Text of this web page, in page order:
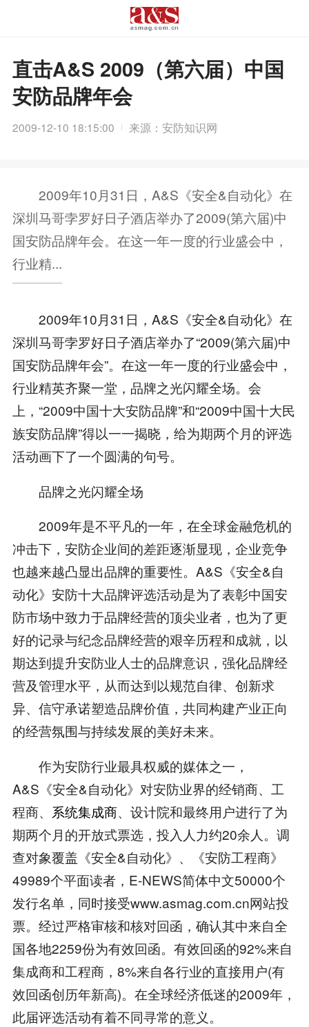
直击A&S 2009（第六届）中国
安防品牌年会
2009-12-10 18:15:00 来源：安防知识网
2009年10月31日，A&S《安全&自动化》在
深圳马哥孛罗好日子酒店举办了2009(第六届)中
国安防品牌年会。在这一年一度的行业盛会中，
行业精...
2009年10月31日，A&S《安全&自动化》在
深圳马哥孛罗好日子酒店举办了“2009(第六届)中
国安防品牌年会”。在这一年一度的行业盛会中，
行业精英齐聚一堂，品牌之光闪耀全场。会
上，“2009中国十大安防品牌”和“2009中国十大民
族安防品牌”得以一一揭晓，给为期两个月的评选
活动画下了一个圆满的句号。
品牌之光闪耀全场
2009年是不平凡的一年，在全球金融危机的
冲击下，安防企业间的差距逐渐显现，企业竞争
也越来越凸显出品牌的重要性。A&S《安全&自
动化》安防十大品牌评选活动是为了表彰中国安
防市场中致力于品牌经营的顶尖业者，也为了更
好的记录与纪念品牌经营的艰辛历程和成就，以
期达到提升安防业人士的品牌意识，强化品牌经
营及管理水平，从而达到以规范自律、创新求
异、信守承诺塑造品牌价值，共同构建产业正向
的经营氛围与持续发展的美好未来。
作为安防行业最具权威的媒体之一，
A&S《安全&自动化》对安防业界的经销商、工
程商、 系统集成商、设计院和最终用户进行了为
期两个月的开放式票选，投入人力约20余人。调
查对象覆盖《安全&自动化》、《安防工程商》
49989个平面读者，E-NEWS简体中文50000个
发行名单，同时接受www.asmag.com.cn网站投
票。经过严格审核和核对回函，确认其中来自全
国各地2259份为有效回函。有效回函的92%来自
集成商和工程商，8%来自各行业的直接用户(有
效回函创历年新高)。在全球经济低迷的2009年，
此届评选活动有着不同寻常的意义。